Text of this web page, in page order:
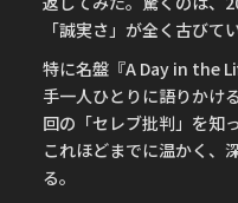
「誠実さ」が全く古びて
特に名盤『A Day in the
手一人ひとりに語りかけ
回の「セレブ批判」を知
これほどまでに温かく、
る。